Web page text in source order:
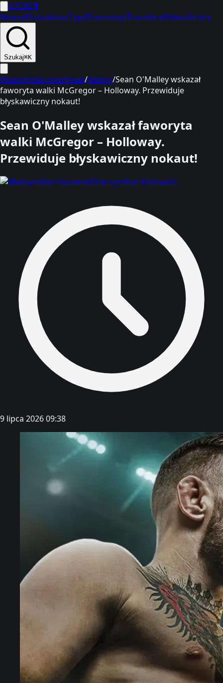
SPORT1
NewsyEkstraklasaTypyTransmisjeTransferyWideoSkróty
Szukaj⌘K
Wiadomości sportowe/Newsy/Sean O'Malley wskazał
faworyta walki McGregor – Holloway. Przewiduje
błyskawiczny nokaut!
Sean O'Malley wskazał faworyta
walki McGregor – Holloway.
Przewiduje błyskawiczny nokaut!
Maksymilian Kotowski
9 lipca 2026 09:38